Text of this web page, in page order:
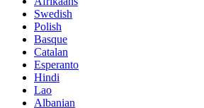
Swedish
Polish
Basque
Catalan
Esperanto
Hindi
Lao
Albanian